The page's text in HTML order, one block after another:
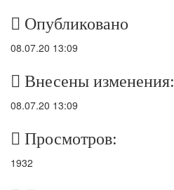
Опубликовано
08.07.20 13:09
Внесены изменения:
08.07.20 13:09
Просмотров:
1932